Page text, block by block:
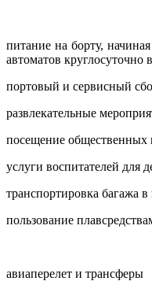
питание на борту,
автоматов круглосуточно
портовый и сервисный
развлекательные
посещение общественных
услуги воспитателей для
транспортировка багажа
пользование
авиаперелет и трансферы